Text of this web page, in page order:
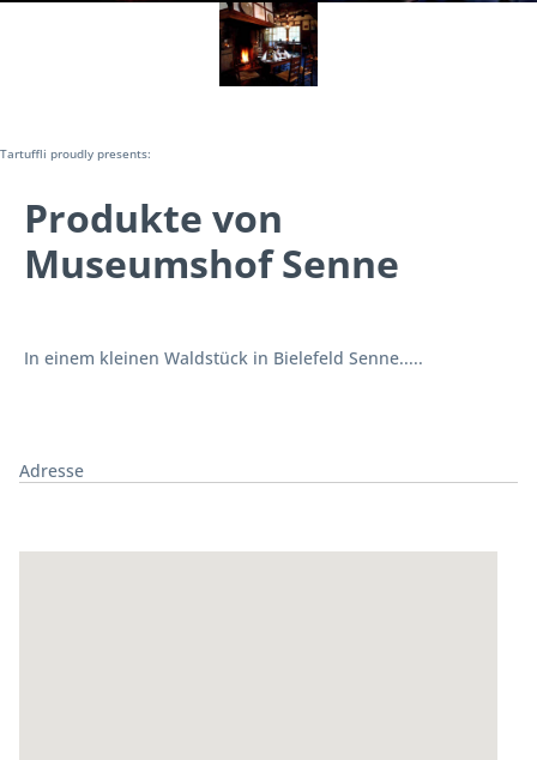
Tartuffli proudly presents:
Produkte von
Museumshof Senne
In einem kleinen Waldstück in Bielefeld Senne.....
Adresse